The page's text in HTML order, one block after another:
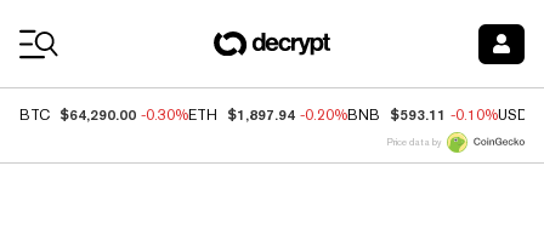
BTC $64,290.00 -0.30%ETH $1,897.94 -0.20%BNB $593.11 -0.10%USDC
Price data by